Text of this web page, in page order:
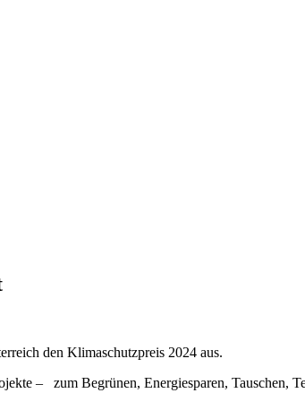
den Klimaschutzpreis 2024 aus.
– zum Begrünen, Energiesparen, Tauschen,